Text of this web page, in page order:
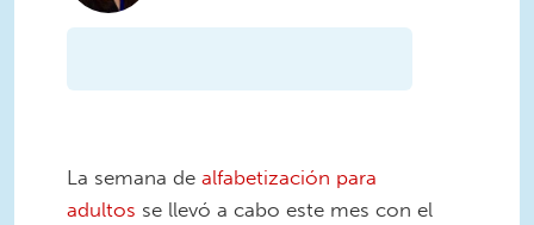
La semana de alfabetización para
adultos se llevó a cabo este mes con el